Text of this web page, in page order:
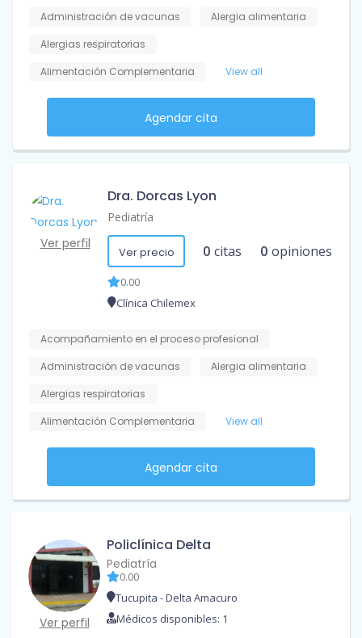
Administración de vacunas
Alergia alimentaria
Alergias respiratorias
Alimentación Complementaria
View all
Agendar cita
Ver perfil
Dra. Dorcas Lyon
Pediatría
Ver precio 0 citas 0 opiniones
0.00
Clínica Chilemex
Acompañamiento en el proceso profesional
Administración de vacunas
Alergia alimentaria
Alergias respiratorias
Alimentación Complementaria
View all
Agendar cita
Ver perfil
Policlínica Delta
Pediatría
0.00
Tucupita - Delta Amacuro
Médicos disponibles: 1